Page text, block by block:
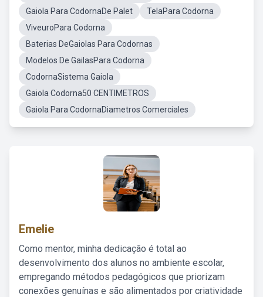
Gaiola Para CodornaDe Palet
TelaPara Codorna
ViveuroPara Codorna
Baterias DeGaiolas Para Codornas
Modelos De GailasPara Codorna
CodornaSistema Gaiola
Gaiola Codorna50 CENTIMETROS
Gaiola Para CodornaDiametros Comerciales
Emelie
Como mentor, minha dedicação é total ao
desenvolvimento dos alunos no ambiente escolar,
empregando métodos pedagógicos que priorizam
conexões genuínas e são alimentados por criatividade